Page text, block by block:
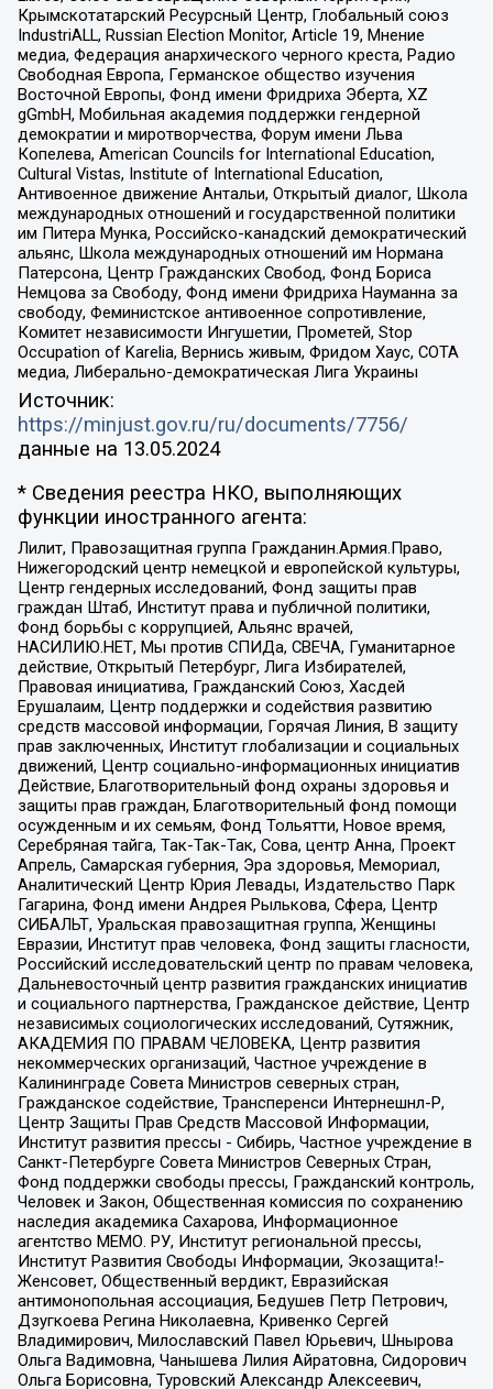
Крымскотатарский Ресурсный Центр, Глобальный союз
IndustriALL, Russian Election Monitor, Article 19, Мнение
медиа, Федерация анархического черного креста, Радио
Свободная Европа, Германское общество изучения
Восточной Европы, Фонд имени Фридриха Эберта, XZ
gGmbH, Мобильная академия поддержки гендерной
демократии и миротворчества, Форум имени Льва
Копелева, American Councils for International Education,
Cultural Vistas, Institute of International Education,
Антивоенное движение Антальи, Открытый диалог, Школа
международных отношений и государственной политики
им Питера Мунка, Российско-канадский демократический
альянс, Школа международных отношений им Нормана
Патерсона, Центр Гражданских Свобод, Фонд Бориса
Немцова за Свободу, Фонд имени Фридриха Науманна за
свободу, Феминистское антивоенное сопротивление,
Комитет независимости Ингушетии, Прометей, Stop
Occupation of Karelia, Вернись живым, Фридом Хаус, СОТА
медиа, Либерально-демократическая Лига Украины
Источник:
https://minjust.gov.ru/ru/documents/7756/
данные на 13.05.2024
* Сведения реестра НКО, выполняющих
функции иностранного агента:
Лилит, Правозащитная группа Гражданин.Армия.Право,
Нижегородский центр немецкой и европейской культуры,
Центр гендерных исследований, Фонд защиты прав
граждан Штаб, Институт права и публичной политики,
Фонд борьбы с коррупцией, Альянс врачей,
НАСИЛИЮ.НЕТ, Мы против СПИДа, СВЕЧА, Гуманитарное
действие, Открытый Петербург, Лига Избирателей,
Правовая инициатива, Гражданский Союз, Хасдей
Ерушалаим, Центр поддержки и содействия развитию
средств массовой информации, Горячая Линия, В защиту
прав заключенных, Институт глобализации и социальных
движений, Центр социально-информационных инициатив
Действие, Благотворительный фонд охраны здоровья и
защиты прав граждан, Благотворительный фонд помощи
осужденным и их семьям, Фонд Тольятти, Новое время,
Серебряная тайга, Так-Так-Так, Сова, центр Анна, Проект
Апрель, Самарская губерния, Эра здоровья, Мемориал,
Аналитический Центр Юрия Левады, Издательство Парк
Гагарина, Фонд имени Андрея Рылькова, Сфера, Центр
СИБАЛЬТ, Уральская правозащитная группа, Женщины
Евразии, Институт прав человека, Фонд защиты гласности,
Российский исследовательский центр по правам человека,
Дальневосточный центр развития гражданских инициатив
и социального партнерства, Гражданское действие, Центр
независимых социологических исследований, Сутяжник,
АКАДЕМИЯ ПО ПРАВАМ ЧЕЛОВЕКА, Центр развития
некоммерческих организаций, Частное учреждение в
Калининграде Совета Министров северных стран,
Гражданское содействие, Трансперенси Интернешнл-Р,
Центр Защиты Прав Средств Массовой Информации,
Институт развития прессы - Сибирь, Частное учреждение в
Санкт-Петербурге Совета Министров Северных Стран,
Фонд поддержки свободы прессы, Гражданский контроль,
Человек и Закон, Общественная комиссия по сохранению
наследия академика Сахарова, Информационное
агентство МЕМО. РУ, Институт региональной прессы,
Институт Развития Свободы Информации, Экозащита!-
Женсовет, Общественный вердикт, Евразийская
антимонопольная ассоциация, Бедушев Петр Петрович,
Дзугкоева Регина Николаевна, Кривенко Сергей
Владимирович, Милославский Павел Юрьевич, Шнырова
Ольга Вадимовна, Чанышева Лилия Айратовна, Сидорович
Ольга Борисовна, Туровский Александр Алексеевич,